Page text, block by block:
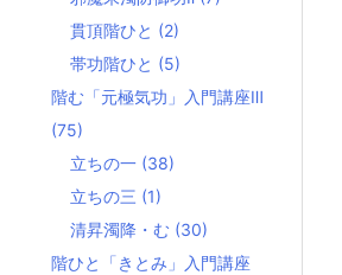
貫頂階ひと (2)
帯功階ひと (5)
階む「元極気功」入門講座Ⅲ
(75)
立ちの一 (38)
立ちの三 (1)
清昇濁降・む (30)
階ひと「きとみ」入門講座